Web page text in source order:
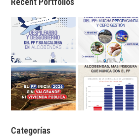
Categorías